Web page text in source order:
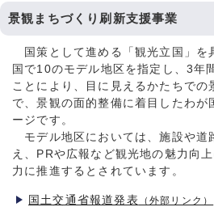
景観まちづくり刷新支援事業
国策として進める「観光立国」を
国で10のモデル地区を指定し、3年
ことにより、目に見えるかたちでの
で、景観の面的整備に着目したわが
ージです。
モデル地区においては、施設や道
え、PRや広報など観光地の魅力向
力に推進するとされています。
国土交通省報道発表 （外部リンク）